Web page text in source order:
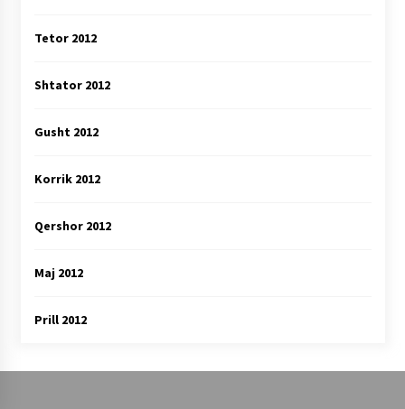
Tetor 2012
Shtator 2012
Gusht 2012
Korrik 2012
Qershor 2012
Maj 2012
Prill 2012